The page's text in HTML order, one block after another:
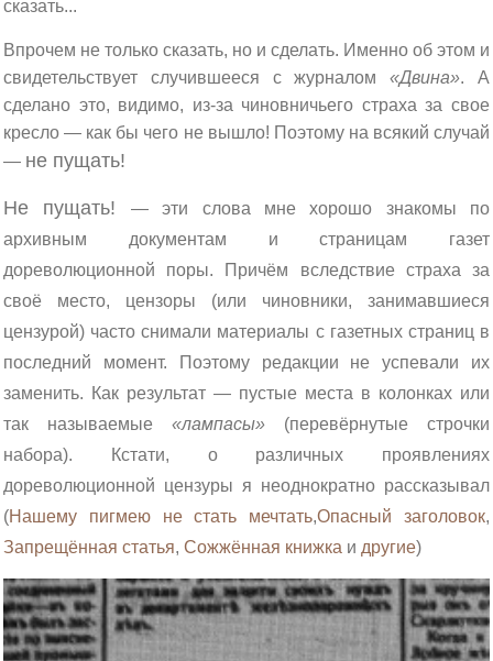
сказать...
Впрочем не только сказать, но и сделать. Именно об этом и
свидетельствует случившееся с журналом«Двина». А
сделано это, видимо, из-за чиновничьего страха за свое
кресло — как бы чего не вышло! Поэтому на всякий случай
— не пущать!
Не пущать!
— эти слова мне хорошо знакомы по
архивным документам и страницам газет
дореволюционной поры. Причём вследствие страха за
своё место, цензоры (или чиновники, занимавшиеся
цензурой) часто снимали материалы с газетных страниц в
последний момент. Поэтому редакции не успевали их
заменить. Как результат — пустые места в колонках или
так называемые «лампасы» (перевёрнутые строчки
набора). Кстати, о различных проявлениях
дореволюционной цензуры я неоднократно рассказывал
(Нашему пигмею не стать мечтать,Опасный заголовок,
Запрещённая статья, Сожжённая книжка и другие)